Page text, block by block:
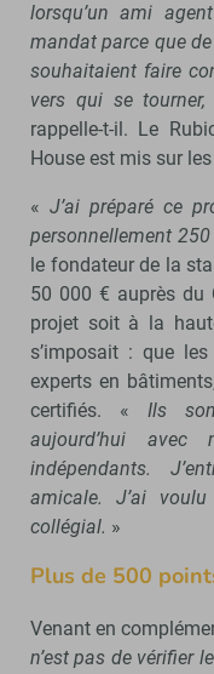
lorsqu’un ami
mandat parce que
souhaitaient faire
vers qui se tourner,
rappelle-t-il. Le
House est mis sur
« J’ai préparé ce
personnellement
le fondateur de la
50 000 € auprès du
projet soit à la
s’imposait : que
experts en
certifiés. «Ils
aujourd’hui avec
indépendants.
amicale. J’ai
collégial. »
Plus de 500
Venant en
n’est pas de vérifier